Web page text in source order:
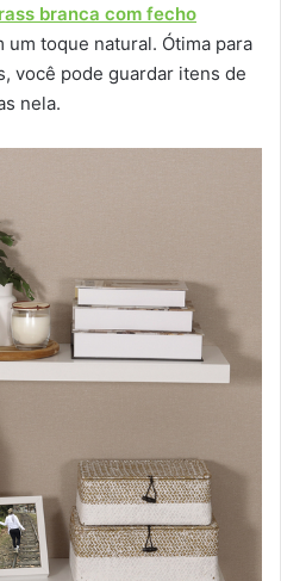
branca com fecho
um toque natural. Ótima para
você pode guardar itens de
nela.